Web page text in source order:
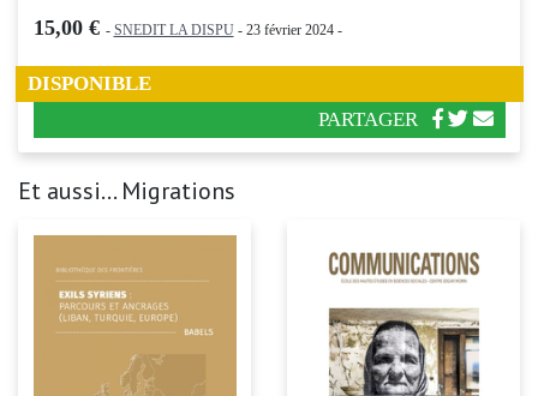
15,00 € - SNEDIT LA DISPU- 23 février 2024 -
DISPONIBLE
PARTAGER
Et aussi... Migrations